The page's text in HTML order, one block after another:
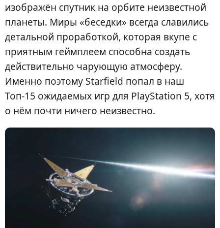
изображён спутник на орбите неизвестной
планеты. Миры «беседки» всегда славились
детальной проработкой, которая вкупе с
приятным геймплеем способна создать
действительно чарующую атмосферу.
Именно поэтому Starfield попал в наш
Топ-15 ожидаемых игр для PlayStation 5, хотя
о нём почти ничего неизвестно.